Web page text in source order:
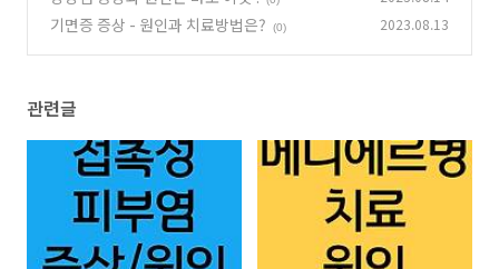
기면증 증상 - 원인과 치료방법은? (0) 2023.08.13
관련글